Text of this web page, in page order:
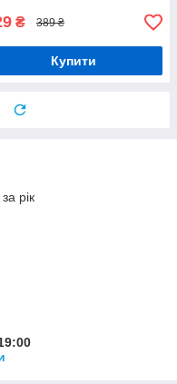
₴ 389 ₴
Купити
рік